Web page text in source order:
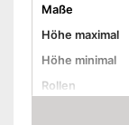
Maße
Höhe maximal
Höhe minimal
Rollen